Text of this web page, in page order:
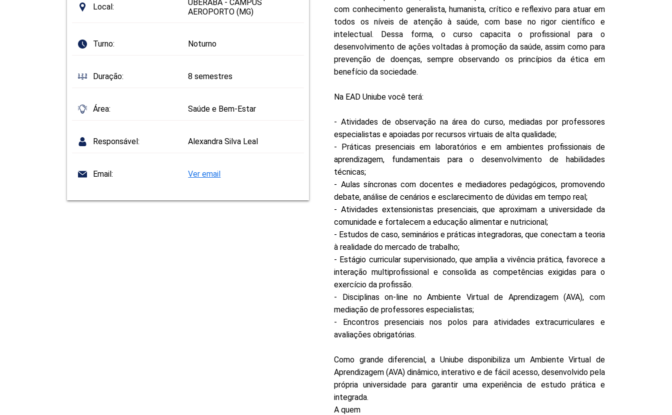
Local:
UBERABA - CAMPUS
AEROPORTO (MG)
Turno: Noturno
Duração: 8 semestres
Área: Saúde e Bem-Estar
Responsável: Alexandra Silva Leal
Email: Ver email
com conhecimento generalista, humanista, crítico e reflexivo para atuar em
todos os níveis de atenção à saúde, com base no rigor científico e
intelectual. Dessa forma, o curso capacita o profissional para o
desenvolvimento de ações voltadas à promoção da saúde, assim como para
prevenção de doenças, sempre observando os princípios da ética em
benefício da sociedade.
Na EAD Uniube você terá:
- Atividades de observação na área do curso, mediadas por professores
especialistas e apoiadas por recursos virtuais de alta qualidade;
- Práticas presenciais em laboratórios e em ambientes profissionais de
aprendizagem, fundamentais para o desenvolvimento de habilidades
técnicas;
- Aulas síncronas com docentes e mediadores pedagógicos, promovendo
debate, análise de cenários e esclarecimento de dúvidas em tempo real;
- Atividades extensionistas presenciais, que aproximam a universidade da
comunidade e fortalecem a educação alimentar e nutricional;
- Estudos de caso, seminários e práticas integradoras, que conectam a teoria
à realidade do mercado de trabalho;
- Estágio curricular supervisionado, que amplia a vivência prática, favorece a
interação multiprofissional e consolida as competências exigidas para o
exercício da profissão.
- Disciplinas on-line no Ambiente Virtual de Aprendizagem (AVA), com
mediação de professores especialistas;
- Encontros presenciais nos polos para atividades extracurriculares e
avaliações obrigatórias.
Como grande diferencial, a Uniube disponibiliza um Ambiente Virtual de
Aprendizagem (AVA) dinâmico, interativo e de fácil acesso, desenvolvido pela
própria universidade para garantir uma experiência de estudo prática e
integrada.
A quem